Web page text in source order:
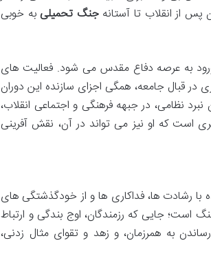
از انقلاب تا آستانهجنگ تحمیلی به خوبی
به عرصه دفاع مقدس می شود. فعالیت های
قبال جامعه، همگی اجزای سازنده این دوران
نظامی، در جبهه فرهنگی و اجتماعی انقلاب،
است که او نیز می تواند در آن، نقش آفرینی
رشادت ها، فداکاری ها و از خودگذشتگی های
است؛ جایی که رزمندگان، اوج بندگی و ارتباط
به همرزمان، و زهد و تقوای مثال زدنی،